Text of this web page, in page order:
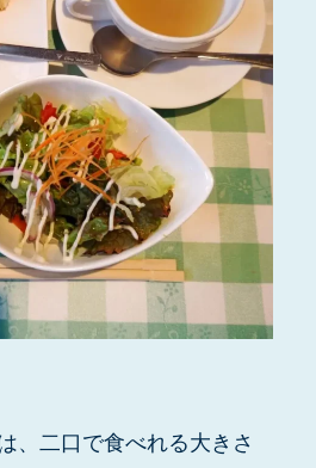
、二口で食べれる大きさ